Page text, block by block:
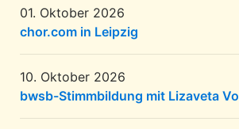
01. Oktober 2026
chor.com in Leipzig
10. Oktober 2026
bwsb-Stimmbildung mit Lizaveta